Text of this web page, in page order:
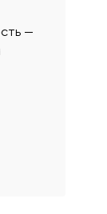
—